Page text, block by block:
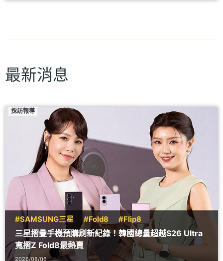
最新消息
採訪報導
#SAMSUNG三星 #Fold8 #Flip8
三星摺疊手機預購刷新紀錄！韓國總量超越S26 Ultra
寬摺Z Fold8最熱賣
2026/08/06